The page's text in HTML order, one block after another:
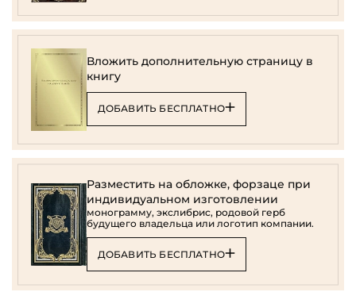
Вложить дополнительную страницу в
книгу
ДОБАВИТЬ БЕСПЛАТНО
Разместить на обложке, форзаце при
индивидуальном изготовлении
монограмму, экслибрис, родовой герб
будущего владельца или логотип компании.
ДОБАВИТЬ БЕСПЛАТНО